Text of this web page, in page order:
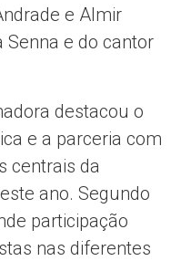
e Almir
Senna e do cantor
destacou o
e a parceria com
centrais da
ano. Segundo
participação
nas diferentes